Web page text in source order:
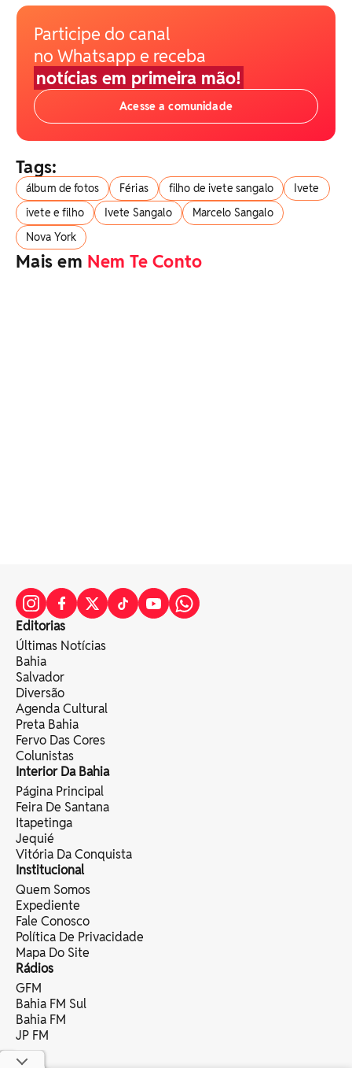
Participe do canal
no Whatsapp e receba
notícias em primeira mão!
Acesse a comunidade
Tags:
álbum de fotos Férias filho de ivete sangalo
Ivete
ivete e filho
Ivete Sangalo
Marcelo Sangalo
Nova York
Mais em Nem Te Conto
Editorias
Últimas Notícias
Bahia
Salvador
Diversão
Agenda Cultural
Preta Bahia
Fervo Das Cores
Colunistas
Interior Da Bahia
Página Principal
Feira De Santana
Itapetinga
Jequié
Vitória Da Conquista
Institucional
Quem Somos
Expediente
Fale Conosco
Política De Privacidade
Mapa Do Site
Rádios
GFM
Bahia FM Sul
Bahia FM
JP FM